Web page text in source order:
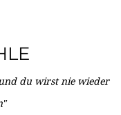
du wirst nie wieder